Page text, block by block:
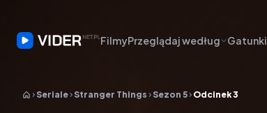
FilmyPrzeglądaj według Gatunki
Seriale Stranger Things Sezon 5 Odcinek 3